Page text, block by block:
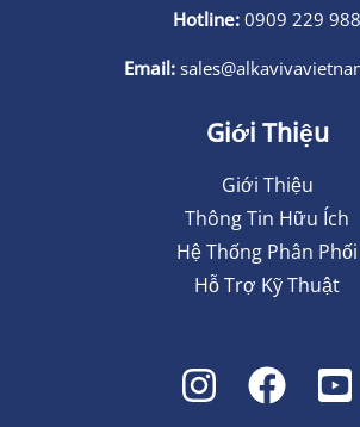
Hotline: 0909 229 988
Email:
Giới Thiệu
Giới Thiệu
Thông Tin Hữu Ích
Hệ Thống Phân Phối
Hỗ Trợ Kỹ Thuật